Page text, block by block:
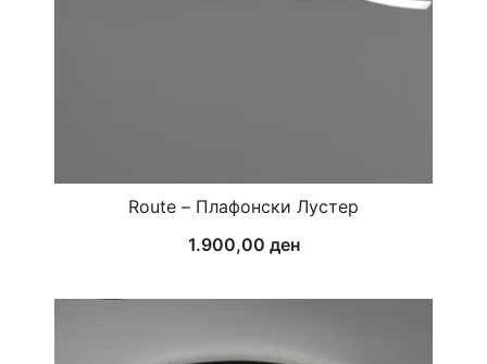
Route – Плафонски Лустер
1.900,00 ден